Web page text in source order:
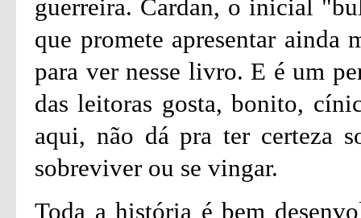
guerreira. Cardan, o inicial
que promete apresentar ainda
para ver nesse livro. E é um
das leitoras gosta, bonito,
aqui, não dá pra ter certeza
sobreviver ou se vingar.
Toda a história é bem